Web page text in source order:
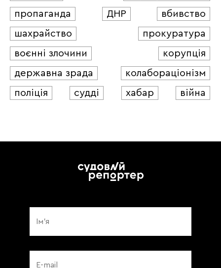
пропаганда
ДНР
вбивство
шахрайство
прокуратура
воєнні злочини
корупція
державна зрада
колабораціонізм
поліція
судді хабар війна